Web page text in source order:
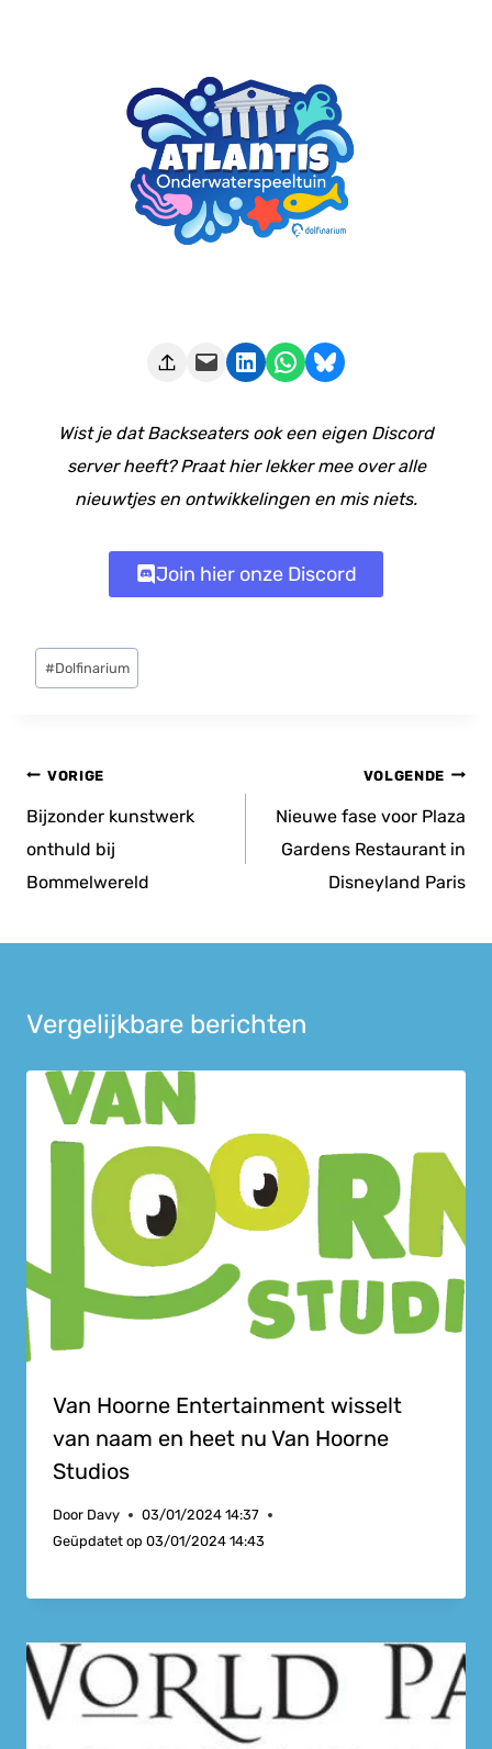
Deze pagina e-mailen Delen op LinkedIn Delen via WhatsApp Share on Bluesky
Wist je dat Backseaters ook een eigen Discord
server heeft? Praat hier lekker mee over alle
nieuwtjes en ontwikkelingen en mis niets.
Join hier onze Discord
Bericht
tags:
#Dolfinarium
Bericht
navigatie
VORIGE
Bijzonder kunstwerk
onthuld bij
Bommelwereld
VOLGENDE
Nieuwe fase voor Plaza
Gardens Restaurant in
Disneyland Paris
Vergelijkbare berichten
Van Hoorne Entertainment wisselt
van naam en heet nu Van Hoorne
Studios
Door Davy
03/01/2024 14:37
Geüpdatet op 03/01/2024 14:43